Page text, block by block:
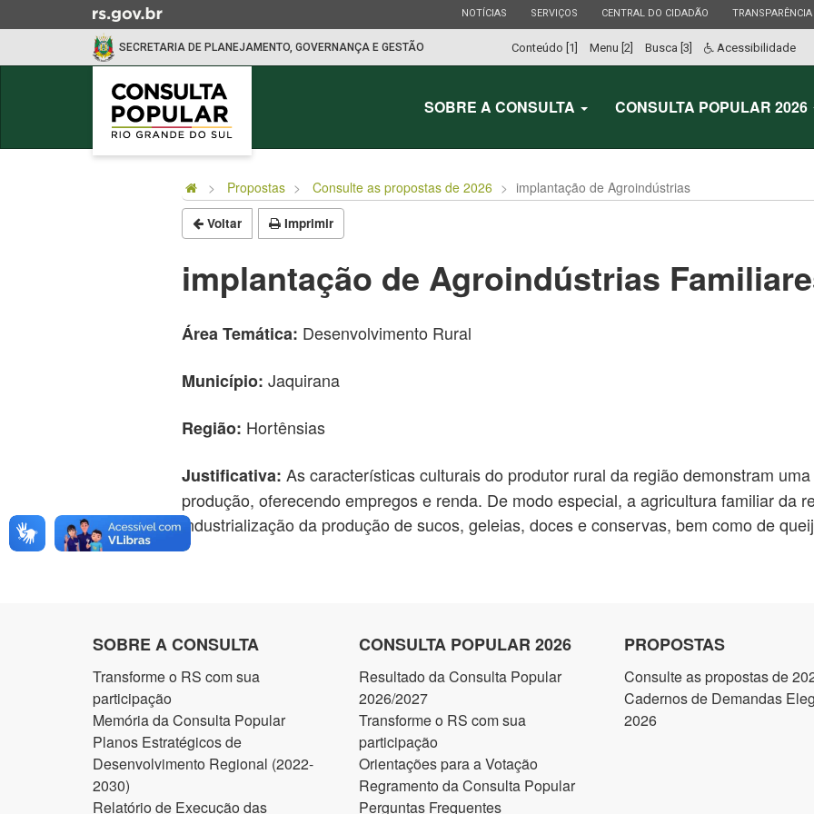
para
ESTADO
NOTÍCIAS ESTADO
SERVIÇOS ESTADO
CENTRAL DO CIDADÃO ESTADO
TRANSPARÊNCIA
SECRETARIA DE PLANEJAMENTO, GOVERNANÇA E GESTÃO Conteúdo [1] Menu [2] Busca [3] Acessibilidade
SOBRE A CONSULTA CONSULTA POPULAR 2026
Propostas Consulte as propostas de 2026 implantação de Agroindústrias
Voltar Imprimir
implantação de Agroindústrias
Área Temática: Desenvolvimento Rural
Município: Jaquirana
Região: Hortênsias
Justificativa: As características culturais do produtor rural da região demonstram
produção, oferecendo empregos e renda. De modo especial, a agricultura familiar da
industrialização da produção de sucos, geleias, doces e conservas, bem como de
SOBRE A CONSULTA
Transforme o RS com sua
participação
Memória da Consulta Popular
Planos Estratégicos de
Desenvolvimento Regional (2022-
2030)
Relatório de Execução das
CONSULTA POPULAR 2026
Resultado da Consulta Popular
2026/2027
Transforme o RS com sua
participação
Orientações para a Votação
Regramento da Consulta Popular
Perguntas Frequentes
PROPOSTAS
Consulte as propostas de
Cadernos de Demandas
2026